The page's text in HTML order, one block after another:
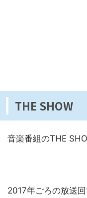
THE SHOW
音楽番組のTHE
2017年ごろの放送回